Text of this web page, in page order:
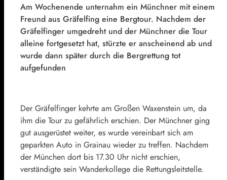
Am Wochenende unternahm ein Münchner mit einem
Freund aus Gräfelfing eine Bergtour. Nachdem der
Gräfelfinger umgedreht und der Münchner die Tour
alleine fortgesetzt hat, stürzte er anscheinend ab und
wurde dann später durch die Bergrettung tot
aufgefunden
Der Gräfelfinger kehrte am Großen Waxenstein um, da
ihm die Tour zu gefährlich erschien. Der Münchner ging
gut ausgerüstet weiter, es wurde vereinbart sich am
geparkten Auto in Grainau wieder zu treffen. Nachdem
der München dort bis 17.30 Uhr nicht erschien,
verständigte sein Wanderkollege die Rettungsleitstelle.